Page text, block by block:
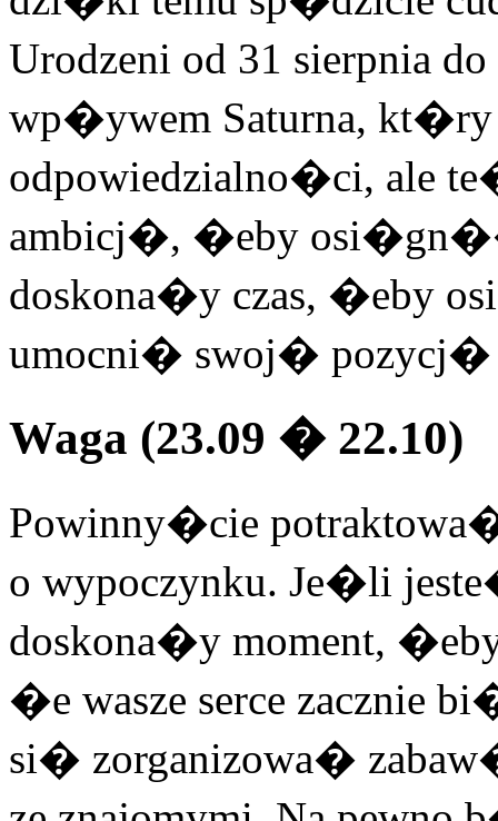
Urodzeni od 31 sierpnia
wp�ywem Saturna, kt�ry
odpowiedzialno�ci, ale
ambicj�, �eby
doskona�y czas, �eby
umocni� swoj� pozycj�
Waga (23.09 � 22.10)
Powinny�cie
o wypoczynku. Je�li
doskona�y moment,
�e wasze serce zacznie
si� zorganizowa�